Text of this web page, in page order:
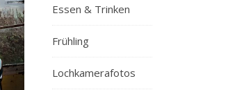
Essen & Trinken
Frühling
Lochkamerafotos